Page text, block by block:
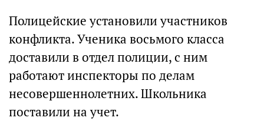
Полицейские установили участников
конфликта. Ученика восьмого класса
доставили в отдел полиции, с ним
работают инспекторы по делам
несовершеннолетних. Школьника
поставили на учет.